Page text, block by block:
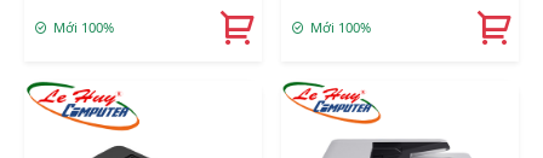
Mới 100% Mới 100%